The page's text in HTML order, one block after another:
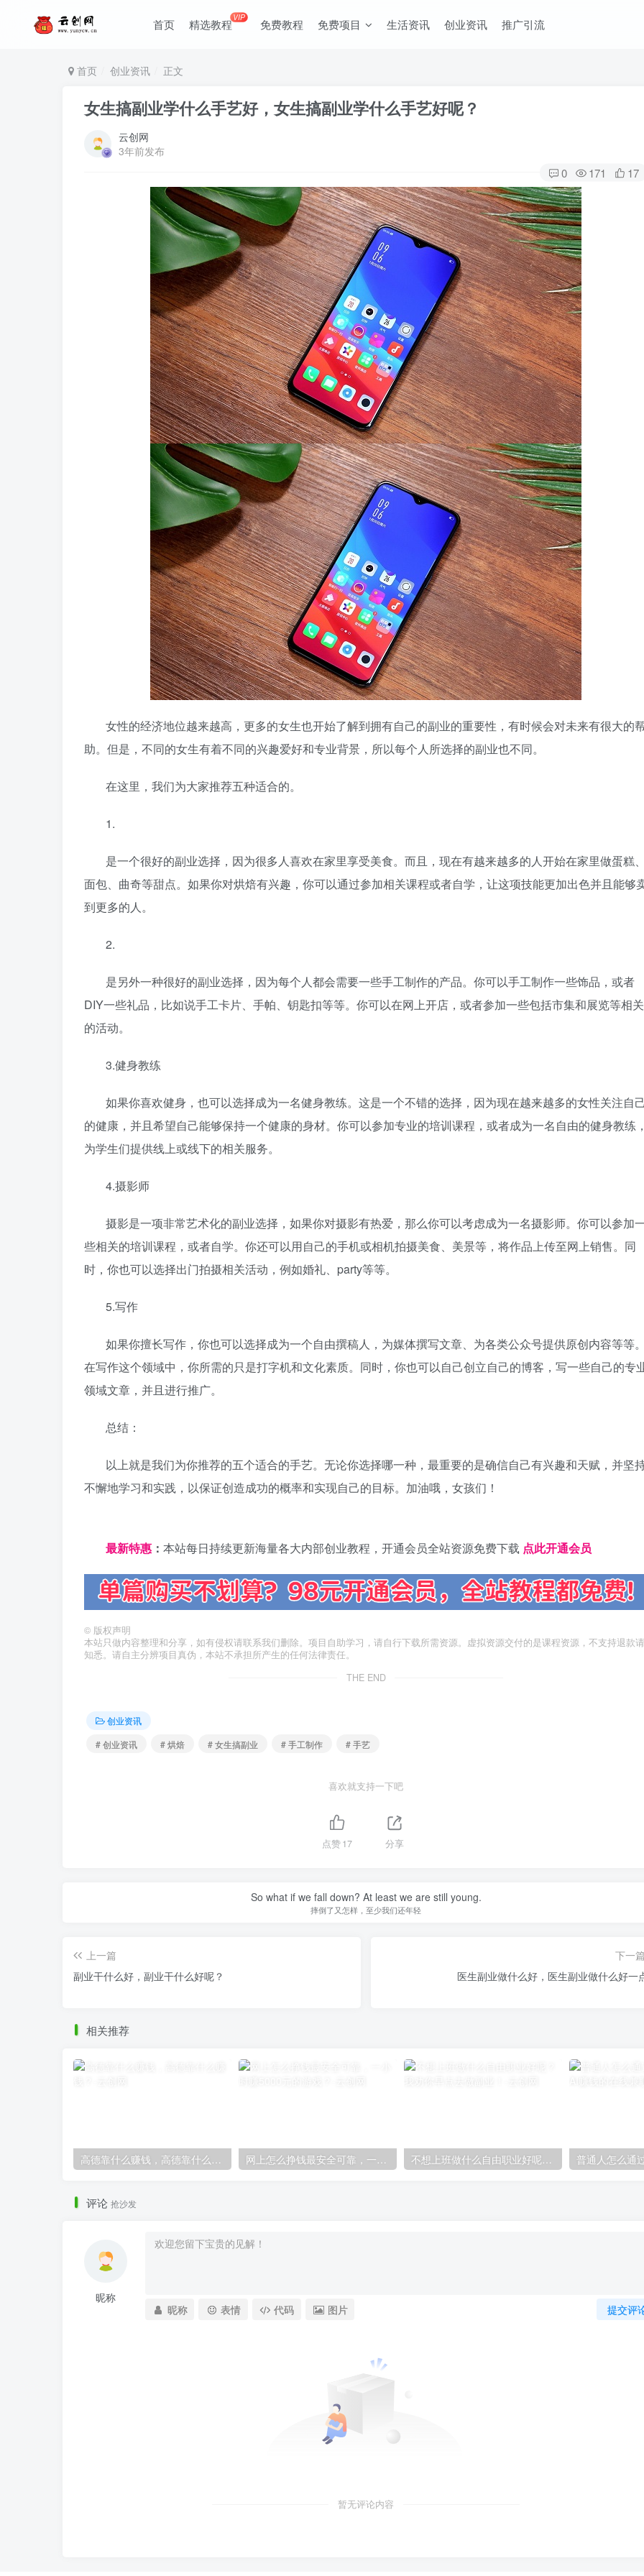
首页 精选教程VIP 免费教程 免费项目 生活资讯 创业资讯 推广引流
首页 创业资讯 正文
女生搞副业学什么手艺好，女生搞副业学什么手艺好呢？
云创网
3年前发布
0 171 17
女性的经济地位越来越高，更多的女生也开始了解到拥有自己的副业的重要性，有时候会对未来有很大的
助。但是，不同的女生有着不同的兴趣爱好和专业背景，所以每个人所选择的副业也不同。
在这里，我们为大家推荐五种适合的。
1.
是一个很好的副业选择，因为很多人喜欢在家里享受美食。而且，现在有越来越多的人开始在家里做蛋糕
面包、曲奇等甜点。如果你对烘焙有兴趣，你可以通过参加相关课程或者自学，让这项技能更加出色并且能够
到更多的人。
2.
是另外一种很好的副业选择，因为每个人都会需要一些手工制作的产品。你可以手工制作一些饰品，或者
DIY一些礼品，比如说手工卡片、手帕、钥匙扣等等。你可以在网上开店，或者参加一些包括市集和展览等相关
的活动。
3.健身教练
如果你喜欢健身，也可以选择成为一名健身教练。这是一个不错的选择，因为现在越来越多的女性关注自
的健康，并且希望自己能够保持一个健康的身材。你可以参加专业的培训课程，或者成为一名自由的健身教练
为学生们提供线上或线下的相关服务。
4.摄影师
摄影是一项非常艺术化的副业选择，如果你对摄影有热爱，那么你可以考虑成为一名摄影师。你可以参加
些相关的培训课程，或者自学。你还可以用自己的手机或相机拍摄美食、美景等，将作品上传至网上销售。同
时，你也可以选择出门拍摄相关活动，例如婚礼、party等等。
5.写作
如果你擅长写作，你也可以选择成为一个自由撰稿人，为媒体撰写文章、为各类公众号提供原创内容等等
在写作这个领域中，你所需的只是打字机和文化素质。同时，你也可以自己创立自己的博客，写一些自己的专
领域文章，并且进行推广。
总结：
以上就是我们为你推荐的五个适合的手艺。无论你选择哪一种，最重要的是确信自己有兴趣和天赋，并坚
不懈地学习和实践，以保证创造成功的概率和实现自己的目标。加油哦，女孩们！
最新特惠 ： 本站每日持续更新海量各大内部创业教程，开通会员全站资源免费下载 点此开通会员
© 版权声明
本站只做内容整理和分享，如有侵权请联系我们删除。项目自助学习，请自行下载所需资源。虚拟资源交付的是课程资源，不支持退款请
知悉。请自主分辨项目真伪，本站不承担所产生的任何法律责任。
THE END
创业资讯
# 创业资讯
# 烘焙 # 女生搞副业 # 手工制作 # 手艺
喜欢就支持一下吧
点赞17 分享
So what if we fall down? At least we are still young.
摔倒了又怎样，至少我们还年轻
上一篇
副业干什么好，副业干什么好呢？
下一
医生副业做什么好，医生副业做什么好一
相关推荐
评论 抢沙发
昵称
提交评
昵称 表情 代码 图片
暂无评论内容